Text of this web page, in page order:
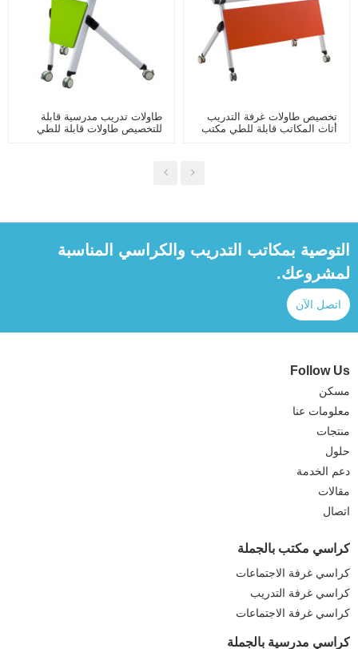
تخصيص طاولات غرفة التدريب
أثاث المكاتب قابلة للطي مكتب
طاولات تدريب مدرسية قابلة
للتخصيص طاولات قابلة للطي
التوصية بمكاتب التدريب والكراسي المناسبة
لمشروعك.
اتصل الآن
Follow Us
مسكن
معلومات عنا
منتجات
حلول
دعم الخدمة
مقالات
اتصال
كراسي مكتب بالجملة
كراسي غرفة الاجتماعات
كراسي غرفة التدريب
كراسي غرفة الاجتماعات
كراسي مدرسية بالجملة